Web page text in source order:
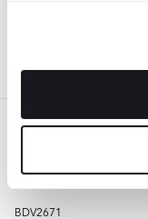
Grön
🥇 TOPPDESIGN 2026
BDV2671